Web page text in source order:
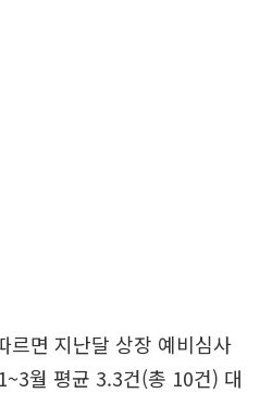
르면 지난달 상장 예비심사
월 평균 3.3건(총 10건) 대